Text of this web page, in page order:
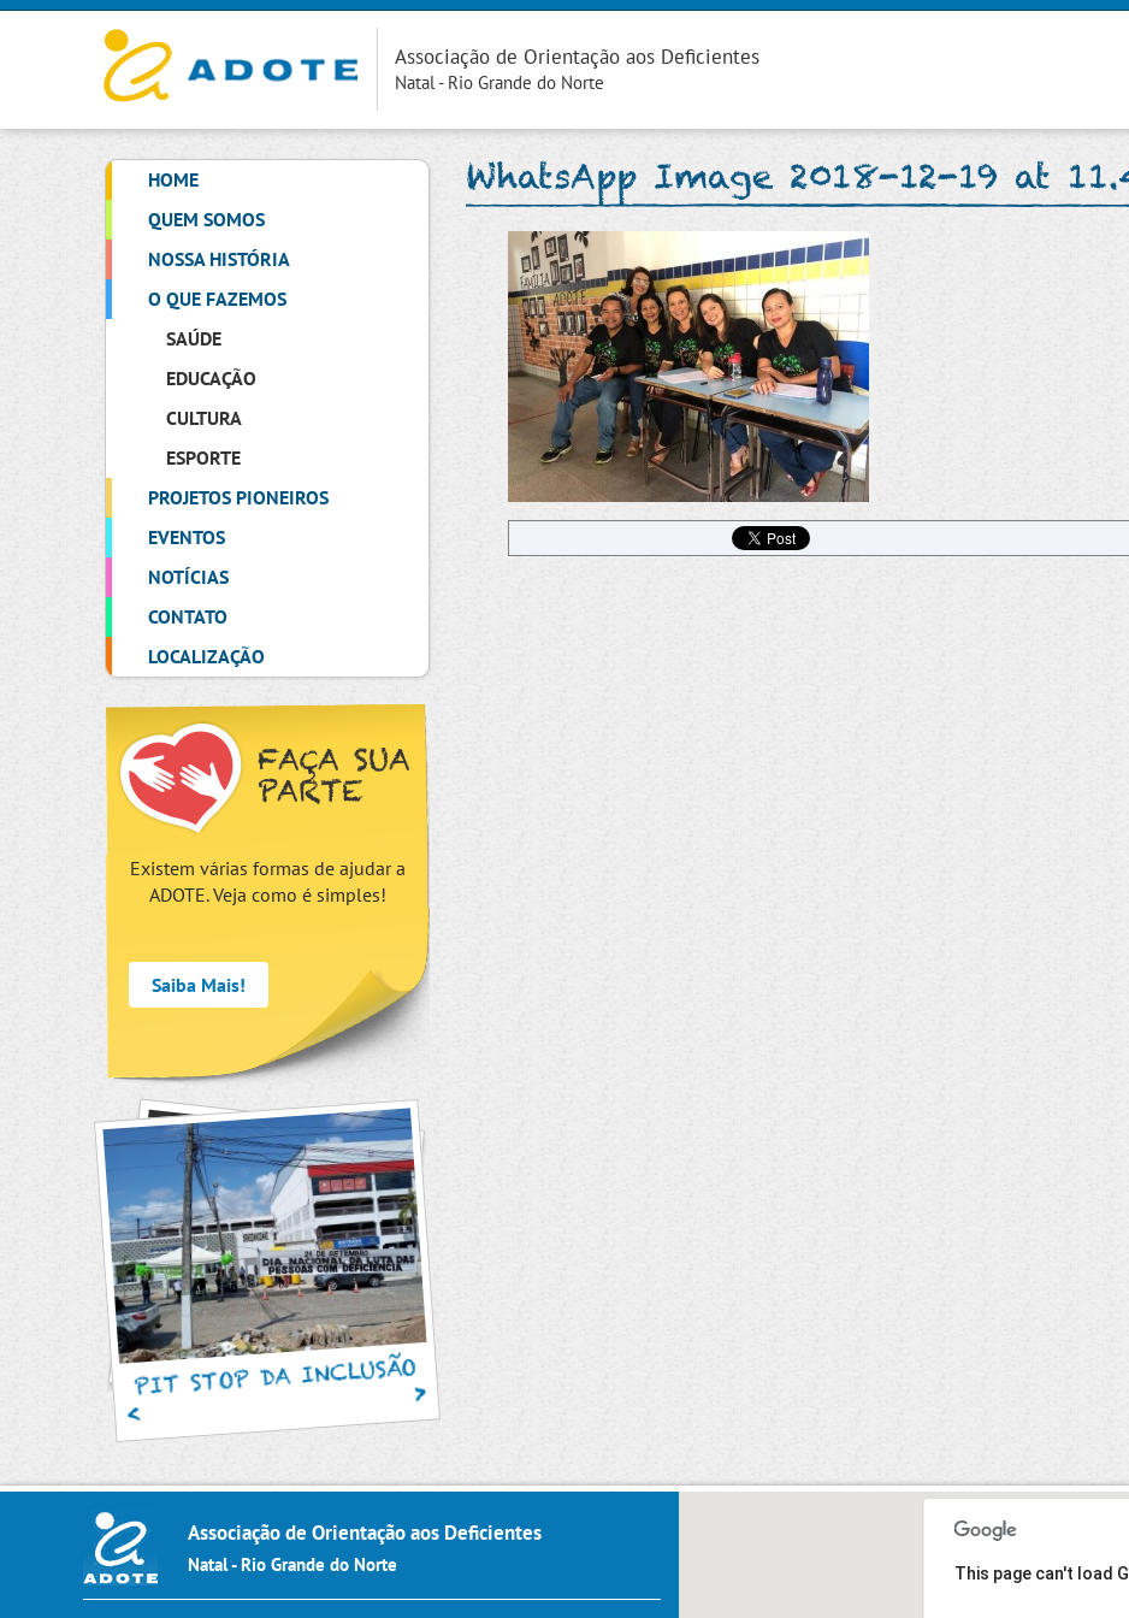
Associação de Orientação aos Deficientes
Natal - Rio Grande do Norte
HOME
QUEM SOMOS
NOSSA HISTÓRIA
O QUE FAZEMOS
SAÚDE
EDUCAÇÃO
CULTURA
ESPORTE
PROJETOS PIONEIROS
EVENTOS
NOTÍCIAS
CONTATO
LOCALIZAÇÃO
FAÇA SUA
PARTE
Existem várias formas de ajudar a
ADOTE. Veja como é simples!
Saiba Mais!
PIT STOP DA INCLUSÃO
WhatsApp Image 2018-12-19 at
Associação de Orientação aos Deficientes
Natal - Rio Grande do Norte This page can't load